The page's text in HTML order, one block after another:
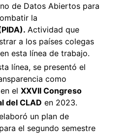
de Datos Abiertos para
la
Actividad que
a los países colegas
esta línea de trabajo.
línea, se presentó el
como
el XXVII Congreso
del CLAD en 2023.
un plan de
el segundo semestre